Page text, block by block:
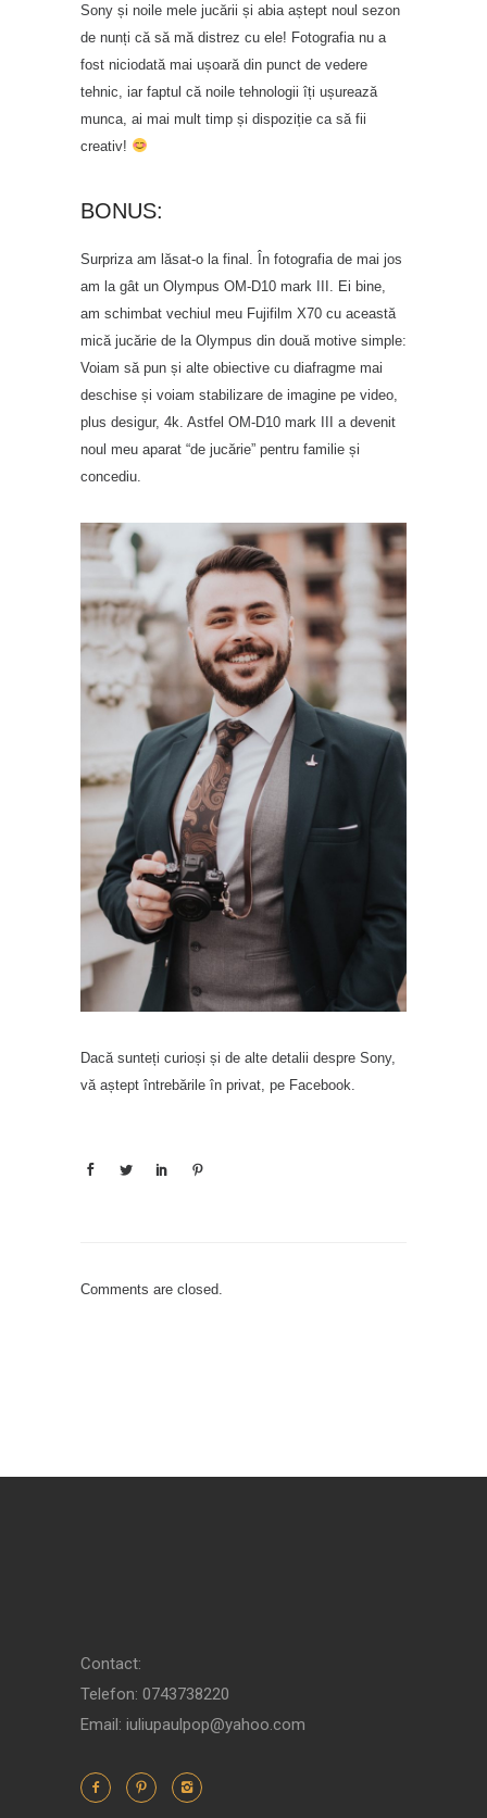
Sony și noile mele jucării și abia aștept noul sezon
de nunți că să mă distrez cu ele! Fotografia nu a
fost niciodată mai ușoară din punct de vedere
tehnic, iar faptul că noile tehnologii îți ușurează
munca, ai mai mult timp și dispoziție ca să fii
creativ!
BONUS:
Surpriza am lăsat-o la final. În fotografia de mai jos
am la gât un Olympus OM-D10 mark III. Ei bine,
am schimbat vechiul meu Fujifilm X70 cu această
mică jucărie de la Olympus din două motive simple:
Voiam să pun și alte obiective cu diafragme mai
deschise și voiam stabilizare de imagine pe video,
plus desigur, 4k. Astfel OM-D10 mark III a devenit
noul meu aparat “de jucărie” pentru familie și
concediu.
Dacă sunteți curioși și de alte detalii despre Sony,
vă aștept întrebările în privat, pe Facebook.
Comments are closed.
Contact:
Telefon: 0743738220
Email: iuliupaulpop@yahoo.com